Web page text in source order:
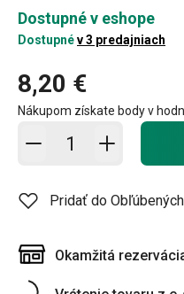
Dostupné v eshope
Dostupnév 3 predajniach
8,20 €
Nákupom získate body v
Pridať do košíka -
Pridať do Obľúbených
Okamžitá